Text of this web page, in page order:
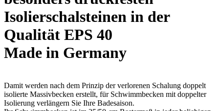
Isolierschalsteinen in der
Qualität EPS 40
Made in Germany
Damit werden nach dem Prinzip der verlorenen Schalung doppelt
isolierte Massivbecken erstellt, für Schwimmbecken mit doppelter
Isolierung verlängern Sie Ihre Badesaison.